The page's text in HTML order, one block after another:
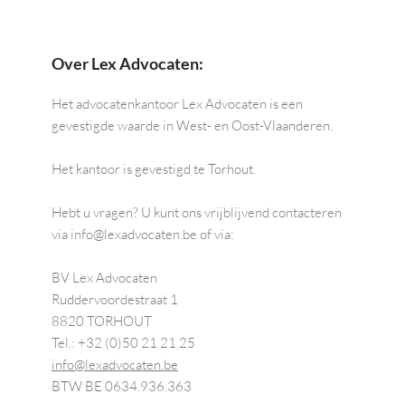
Over Lex Advocaten:
Het advocatenkantoor Lex Advocaten is een
gevestigde waarde in West- en Oost-Vlaanderen.
Het kantoor is gevestigd te Torhout.
Hebt u vragen? U kunt ons vrijblijvend contacteren
via info@lexadvocaten.be of via:
BV Lex Advocaten
Ruddervoordestraat 1
8820 TORHOUT
Tel.: +32 (0)50 21 21 25
info@lexadvocaten.be
﻿BTW BE 0634.936.363